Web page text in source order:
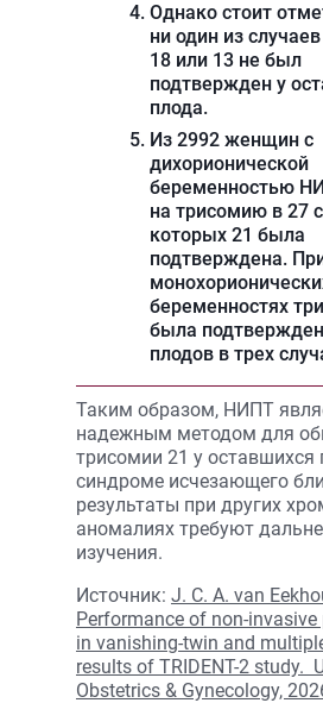
Однако стоит
ни один из
18 или 13 не был
подтвержден у
плода.
Из 2992 женщин с
дихорионической
беременностью
на трисомию в 27
которых 21 была
подтверждена.
беременностях
была
плодов в трех
Таким образом, НИПТ
надежным методом для
трисомии 21 у оставшихся
синдроме исчезающего
результаты при других
аномалиях требуют
изучения.
Источник: J. C. A. van
Performance of non-
in vanishing-twin and
results of TRIDENT-2 study.
Obstetrics & Gynecology,